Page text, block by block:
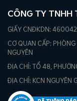
CÔNG TY TNHH
GIẤY CNĐKDN:
CƠ QUAN CẤP:
NGUYÊN
ĐỊA CHỈ: TỔ 48,
ĐỊA CHỈ: KCN NGUYÊN